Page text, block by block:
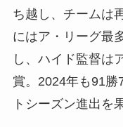
ち越し、チームは
にはア・リーグ最
し、ハイド監督は
賞。2024年も91勝
トシーズン進出を